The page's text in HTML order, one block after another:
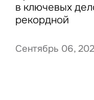
в ключевых
рекордной
Сентябрь 06,